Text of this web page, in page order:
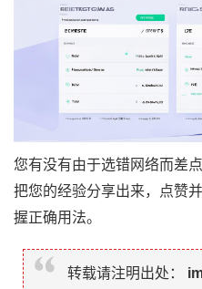
您有没有由于选错网络而差
把您的经验分享出来，点赞
握正确用法。
转载请注明出处：